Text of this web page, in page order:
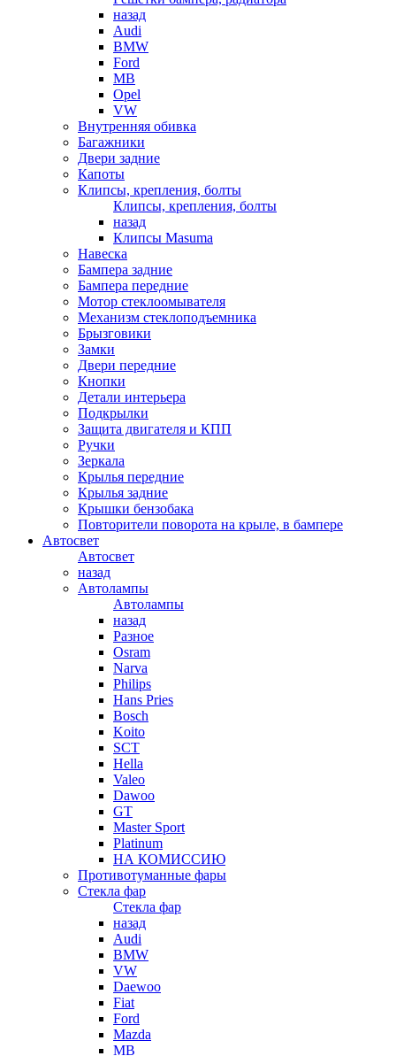
назад
Audi
BMW
Ford
MB
Opel
VW
Внутренняя обивка
Багажники
Двери задние
Капоты
Клипсы, крепления, болты
Клипсы, крепления, болты
назад
Клипсы Masuma
Навеска
Бампера задние
Бампера передние
Мотор стеклоомывателя
Механизм стеклоподъемника
Брызговики
Замки
Двери передние
Кнопки
Детали интерьера
Подкрылки
Защита двигателя и КПП
Ручки
Зеркала
Крылья передние
Крылья задние
Крышки бензобака
Повторители поворота на крыле, в бампере
Автосвет
Автосвет
назад
Автолампы
Автолампы
назад
Разное
Osram
Narva
Philips
Hans Pries
Bosch
Koito
SCT
Hella
Valeo
Dawoo
GT
Master Sport
Platinum
НА КОМИССИЮ
Противотуманные фары
Стекла фар
Стекла фар
назад
Audi
BMW
VW
Daewoo
Fiat
Ford
Mazda
MB